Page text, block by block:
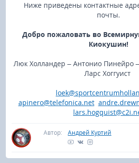
Ниже приведены контактные
почты.
Добро пожаловать во
Киокушин!
Люк Холландер – Антонио Пинейро
Ларс Хоггуист
apinero@telefonica.net
Автор: Андрей Куртий